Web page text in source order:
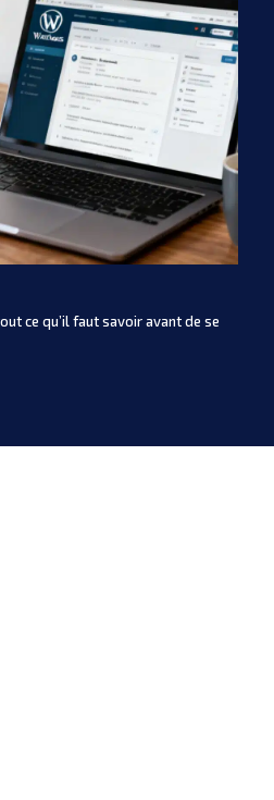
ce qu’il faut savoir avant de se